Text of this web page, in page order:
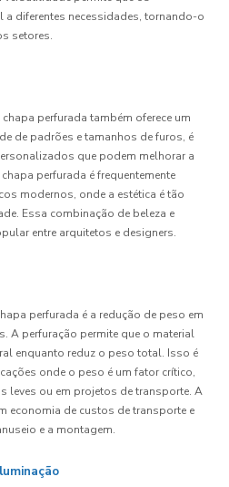
diferentes necessidades, tornando-o
setores.
perfurada também oferece um
de padrões e tamanhos de furos, é
que podem melhorar a
perfurada é frequentemente
modernos, onde a estética é tão
Essa combinação de beleza e
entre arquitetos e designers.
perfurada é a redução de peso em
A perfuração permite que o material
enquanto reduz o peso total. Isso é
onde o peso é um fator crítico,
leves ou em projetos de transporte. A
economia de custos de transporte e
e a montagem.